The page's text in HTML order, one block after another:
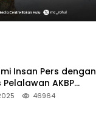
Insan Pers dengan
AKBP
S.I.K. 46964